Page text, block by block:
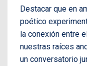
Destacar que en
poético
la conexión entre
nuestras raíces
un conversatorio